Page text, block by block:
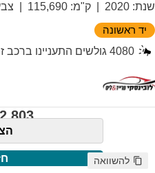
שנת:
2020 ק"מ:
115,690
יד ראשונה
4080 גולשים התעניינו ברכב
להשוואה